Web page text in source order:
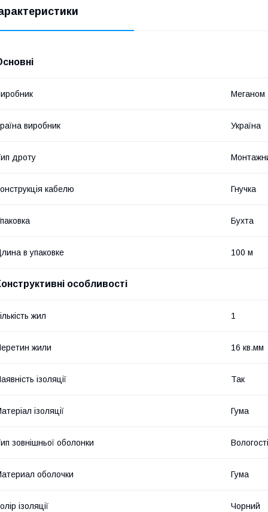
Меганом
виробник Україна
дроту
кабелю Гнучка
Бухта
в упаковке 100 м
особливості
жил 1
жили 16 кв.мм
ізоляції Так
ізоляції Гума
зовнішньої оболонки
оболочки Гума
ізоляції Чорний